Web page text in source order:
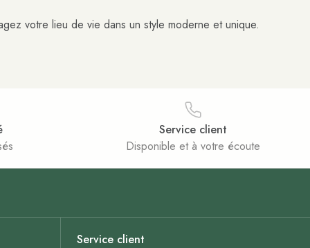
votre lieu de vie dans un style moderne et unique.
Service client
Disponible et à votre écoute
Service client